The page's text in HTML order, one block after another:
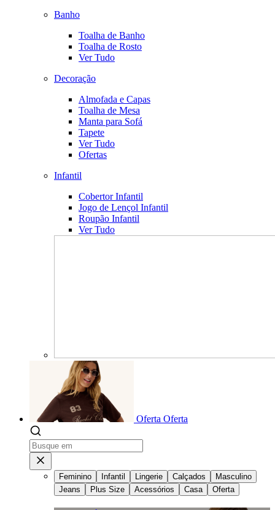
Banho
Toalha de Banho
Toalha de Rosto
Ver Tudo
Decoração
Almofada e Capas
Toalha de Mesa
Manta para Sofá
Tapete
Ver Tudo
Ofertas
Infantil
Cobertor Infantil
Jogo de Lençol Infantil
Roupão Infantil
Ver Tudo
Oferta Oferta
Feminino Infantil Lingerie Calçados
Masculino
Jeans
Plus Size Acessórios Casa Oferta